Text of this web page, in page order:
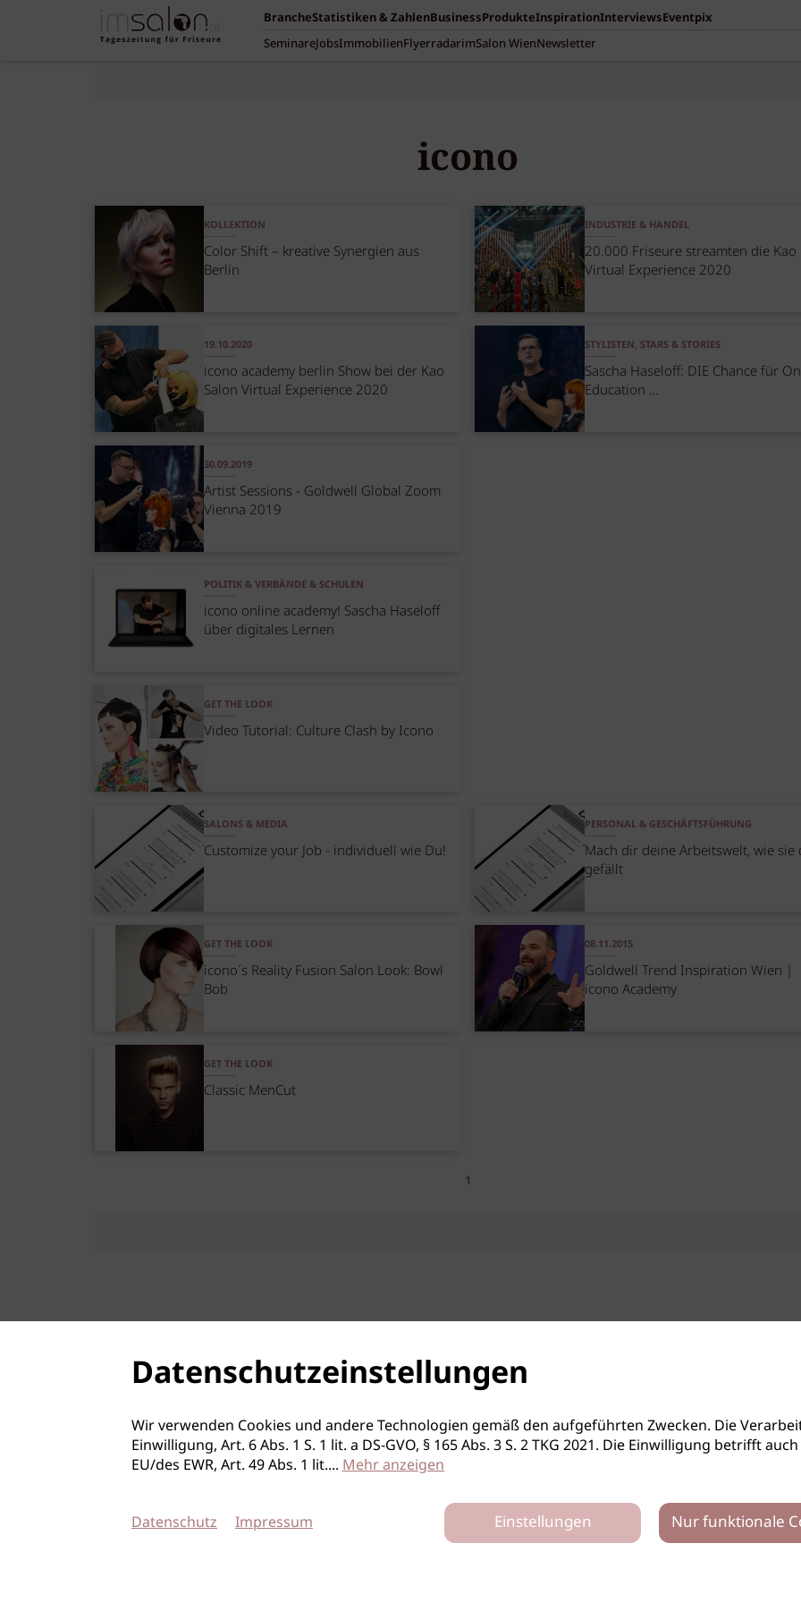
BrancheStatistiken & ZahlenBusinessProdukteInspirationInterviewsEventpix
SeminareJobsImmobilienFlyerradarimSalon WienNewsletter
icono
KOLLEKTION
Color Shift – kreative Synergien aus
Berlin
INDUSTRIE & HANDEL
20.000 Friseure streamten die Kao
Virtual Experience 2020
19.10.2020
icono academy berlin Show bei der Kao
Salon Virtual Experience 2020
STYLISTEN, STARS & STORIES
Sascha Haseloff: DIE Chance für
Education …
30.09.2019
Artist Sessions - Goldwell Global Zoom
Vienna 2019
POLITIK & VERBÄNDE & SCHULEN
icono online academy! Sascha Haseloff
über digitales Lernen
GET THE LOOK
Video Tutorial: Culture Clash by Icono
SALONS & MEDIA
Customize your Job - individuell wie Du!
PERSONAL & GESCHÄFTSFÜHRUNG
Mach dir deine Arbeitswelt, wie sie
gefällt
GET THE LOOK
icono´s Reality Fusion Salon Look: Bowl
Bob
08.11.2015
Goldwell Trend Inspiration Wien |
icono Academy
GET THE LOOK
Classic MenCut
1
Datenschutzeinstellungen
Wir verwenden Cookies und andere Technologien gemäß den aufgeführten Zwecken. Die
Einwilligung, Art. 6 Abs. 1 S. 1 lit. a DS-GVO, § 165 Abs. 3 S. 2 TKG 2021. Die Einwilligung betrifft
EU/des EWR, Art. 49 Abs. 1 lit.... Mehr anzeigen
Datenschutz Impressum Einstellungen Nur funktionale